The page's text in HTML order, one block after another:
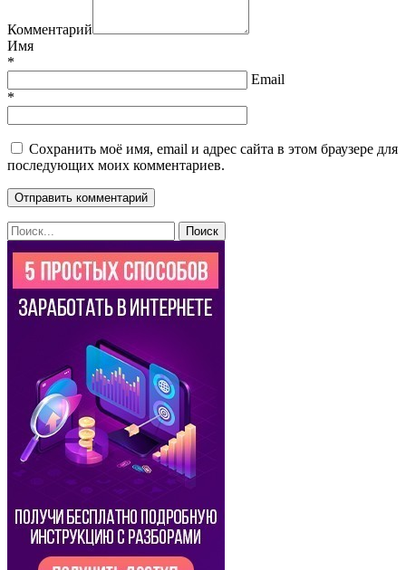
Комментарий
Имя
*
Email
*
Сохранить моё имя, email и адрес сайта в этом браузере для
последующих моих комментариев.